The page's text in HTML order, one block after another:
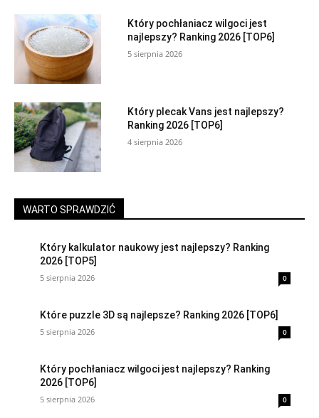
Który pochłaniacz wilgoci jest
najlepszy? Ranking 2026 [TOP6]
5 sierpnia 2026
Który plecak Vans jest najlepszy?
Ranking 2026 [TOP6]
4 sierpnia 2026
WARTO SPRAWDZIĆ
Który kalkulator naukowy jest najlepszy? Ranking
2026 [TOP5]
5 sierpnia 2026 0
Które puzzle 3D są najlepsze? Ranking 2026 [TOP6]
5 sierpnia 2026 0
Który pochłaniacz wilgoci jest najlepszy? Ranking
2026 [TOP6]
5 sierpnia 2026 0